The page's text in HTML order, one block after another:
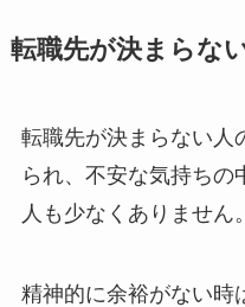
転職先が決まらな
転職先が決まらない人
られ、不安な気持ちの
人も少なくありません。
精神的に余裕がない時